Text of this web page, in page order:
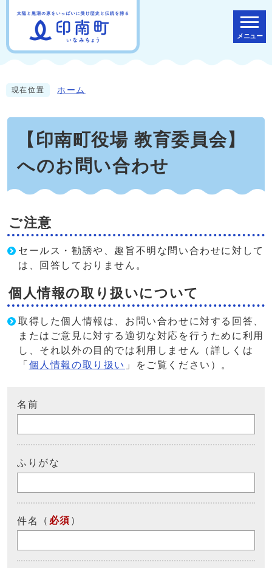
メニュー
現在位置 ホーム
【印南町役場 教育委員会】
へのお問い合わせ
ご注意
セールス・勧誘や、趣旨不明な問い合わせに対して
は、回答しておりません。
個人情報の取り扱いについて
取得した個人情報は、お問い合わせに対する回答、
またはご意見に対する適切な対応を行うために利用
し、それ以外の目的では利用しません（詳しくは
「 個人情報の取り扱い 」をご覧ください）。
名前
ふりがな
件名 （ 必須 ）